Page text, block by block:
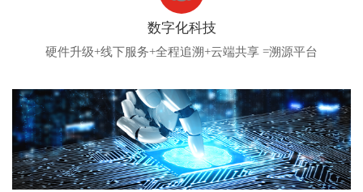
数字化科技
硬件升级+线下服务+全程追溯+云端共享 =溯源平台